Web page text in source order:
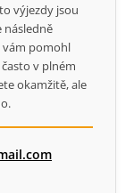
výjezdy jsou
následně
vám pomohl
v plném
okamžitě, ale